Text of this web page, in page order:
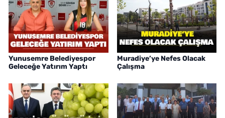
Yunusemre Belediyespor
Geleceğe Yatırım Yaptı
Muradiye’ye Nefes Olacak
Çalışma